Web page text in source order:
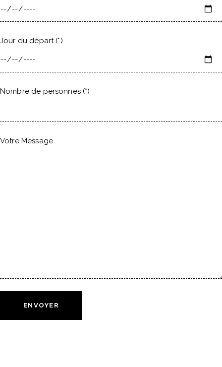
Jour du départ (*)
Nombre de personnes (*)
Votre Message
ENVOYER